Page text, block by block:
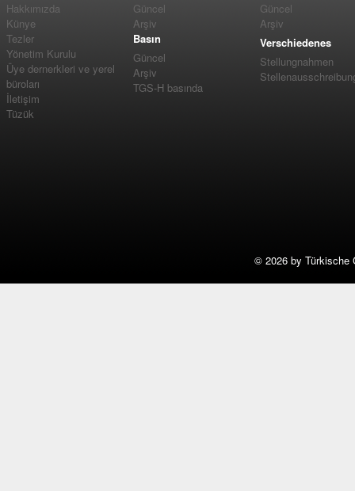
Hakkımızda
Künye
Tezler
Yönetim Kurulu
Üye dernerkleri ve yerel
büroları
İletişim
Tüzük
Güncel
Arşiv
Basın
Güncel
Arşiv
TGS-H basında
Güncel
Arşiv
Verschiedenes
Stellungnahmen
© 2026 by Türkische